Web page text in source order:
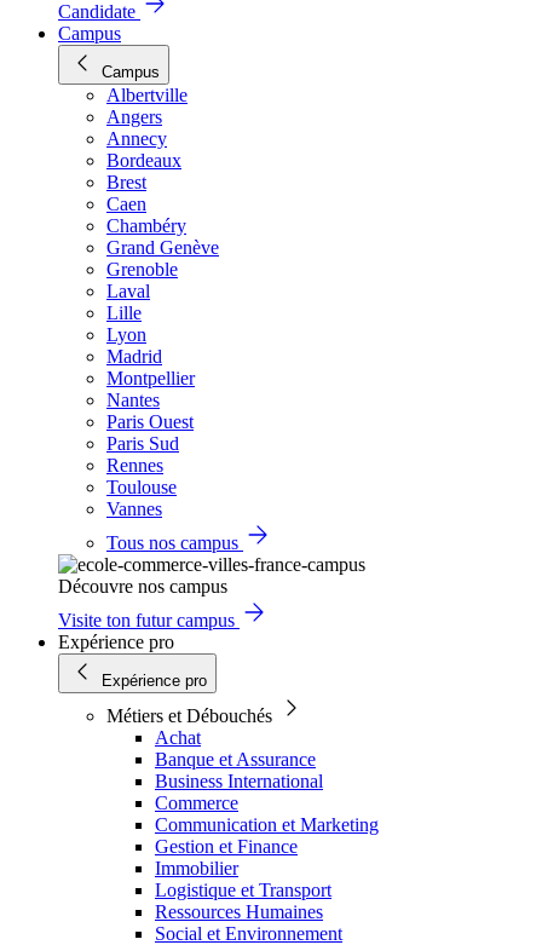
Candidate
Campus
Campus
Albertville
Angers
Annecy
Bordeaux
Brest
Caen
Chambéry
Grand Genève
Grenoble
Laval
Lille
Lyon
Madrid
Montpellier
Nantes
Paris Ouest
Paris Sud
Rennes
Toulouse
Vannes
Tous nos campus
Découvre nos campus
Visite ton futur campus
Expérience pro
Expérience pro
Métiers et Débouchés
Achat
Banque et Assurance
Business International
Commerce
Communication et Marketing
Gestion et Finance
Immobilier
Logistique et Transport
Ressources Humaines
Social et Environnement